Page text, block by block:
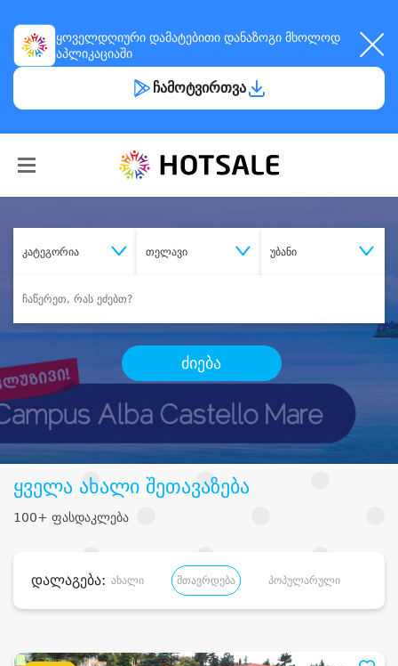
ყოველდღიური დამატებითი დანაზოგი მხოლოდ
აპლიკაციაში
ჩამოტვირთვა
კატეგორია თელავი უბანი
ძიება
ყველა ახალი შეთავაზება
100+ ფასდაკლება
დალაგება: ახალი მთავრდება პოპულარული